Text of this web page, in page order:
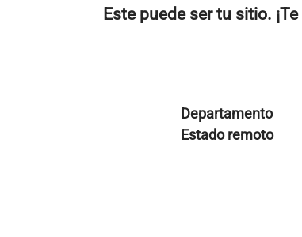
Este puede ser tu sitio.
Departamento
Estado remoto